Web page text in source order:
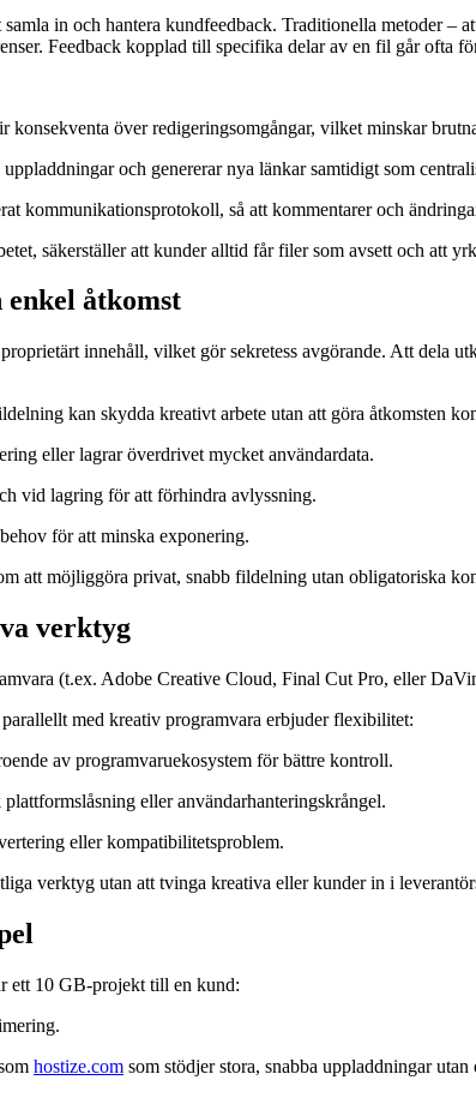
in och hantera kundfeedback. Traditionella metoder
Feedback kopplad till specifika delar av en fil går ofta
konsekventa över redigeringsomgångar, vilket minskar
och genererar nya länkar samtidigt som
kommunikationsprotokoll, så att kommentarer och
säkerställer att kunder alltid får filer som avsett och att
enkel åtkomst
innehåll, vilket gör sekretess avgörande. Att dela
kan skydda kreativt arbete utan att göra åtkomsten
eller lagrar överdrivet mycket användardata.
vid lagring för att förhindra avlyssning.
för att minska exponering.
att möjliggöra privat, snabb fildelning utan obligatoriska
verktyg
(t.ex. Adobe Creative Cloud, Final Cut Pro, eller
med kreativ programvara erbjuder flexibilitet:
av programvaruekosystem för bättre kontroll.
eller användarhanteringskrångel.
eller kompatibilitetsproblem.
verktyg utan att tvinga kreativa eller kunder in i
ett 10 GB-projekt till en kund:
hostize.com som stödjer stora, snabba uppladdningar